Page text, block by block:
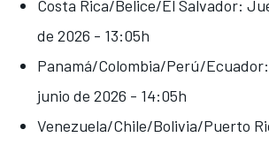
Costa Rica/Belice/El Salvador:
de 2026 - 13:05h
Panamá/Colombia/Perú/Ecuador:
junio de 2026 - 14:05h
Venezuela/Chile/Bolivia/Puerto